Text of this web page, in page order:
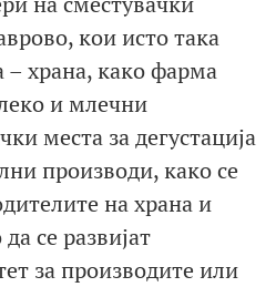
кои исто така
– храна, како фарма
и млечни
места за дегустација
производи, како се
на храна и
се развијат
за производите или